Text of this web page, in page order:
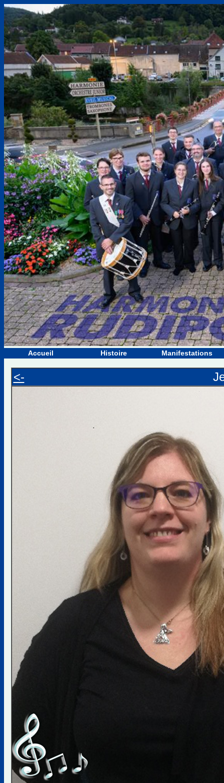
Accueil Histoire Manifestations
<-